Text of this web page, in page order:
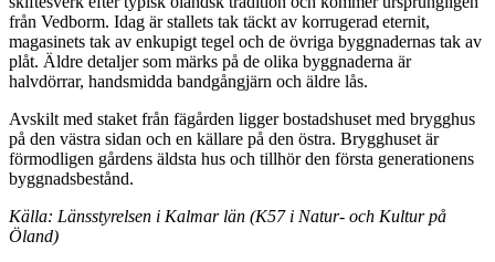
från Vedborm. Idag är stallets tak täckt av korrugerad eternit,
magasinets tak av enkupigt tegel och de övriga byggnadernas tak av
plåt. Äldre detaljer som märks på de olika byggnaderna är
halvdörrar, handsmidda bandgångjärn och äldre lås.
Avskilt med staket från fägården ligger bostadshuset med brygghus
på den västra sidan och en källare på den östra. Brygghuset är
förmodligen gårdens äldsta hus och tillhör den första generationens
byggnadsbestånd.
Källa: Länsstyrelsen i Kalmar län (K57 i Natur- och Kultur på
Öland)